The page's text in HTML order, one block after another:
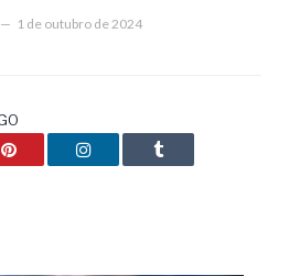
1 de outubro de 2024
Pinterest LinkedIn Tumblr